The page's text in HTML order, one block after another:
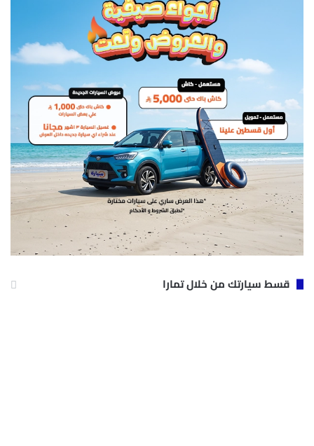
قسط سيارتك من خلال تمارا